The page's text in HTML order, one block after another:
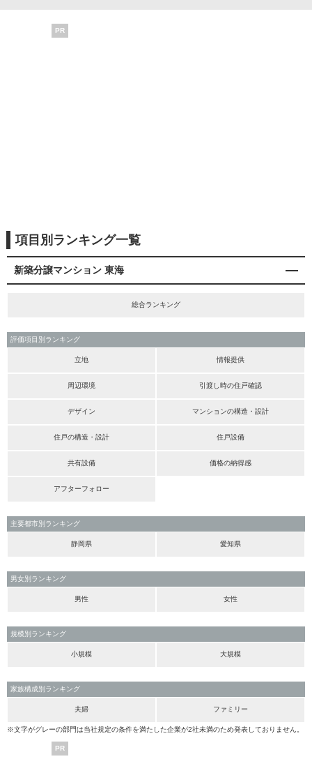
PR
項目別ランキング一覧
新築分譲マンション 東海
総合ランキング
評価項目別ランキング
立地 情報提供
周辺環境 引渡し時の住戸確認
デザイン マンションの構造・設計
住戸の構造・設計 住戸設備
共有設備 価格の納得感
アフターフォロー
主要都市別ランキング
静岡県 愛知県
男女別ランキング
男性 女性
規模別ランキング
小規模 大規模
家族構成別ランキング
夫婦 ファミリー
※文字がグレーの部門は当社規定の条件を満たした企業が2社未満のため発表しておりません。
PR